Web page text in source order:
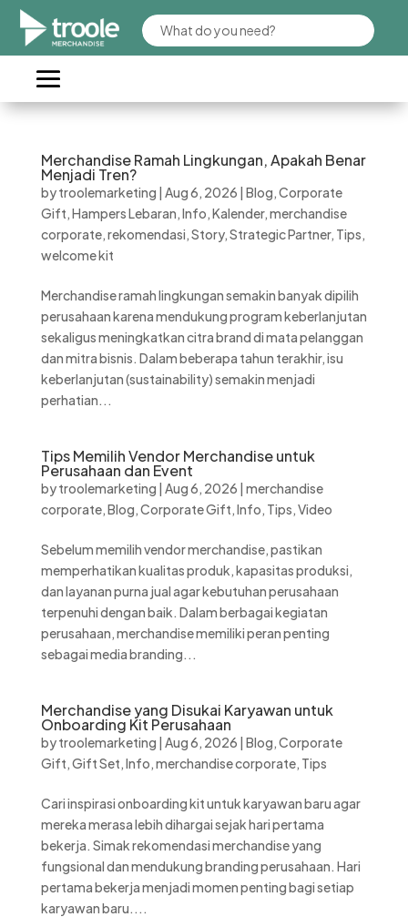
Merchandise Ramah Lingkungan, Apakah Benar
Menjadi Tren?
bytroolemarketing | Aug 6, 2026 | Blog,Corporate
Gift,Hampers Lebaran,Info,Kalender,merchandise
corporate,rekomendasi,Story,Strategic Partner, Tips,
welcome kit
Merchandise ramah lingkungan semakin banyak dipilih
perusahaan karena mendukung program keberlanjutan
sekaligus meningkatkan citra brand di mata pelanggan
dan mitra bisnis. Dalam beberapa tahun terakhir, isu
keberlanjutan (sustainability) semakin menjadi
perhatian...
Tips Memilih Vendor Merchandise untuk
Perusahaan dan Event
bytroolemarketing | Aug 6, 2026 | merchandise
corporate,Blog,Corporate Gift,Info, Tips,Video
Sebelum memilih vendor merchandise, pastikan
memperhatikan kualitas produk, kapasitas produksi,
dan layanan purna jual agar kebutuhan perusahaan
terpenuhi dengan baik. Dalam berbagai kegiatan
perusahaan, merchandise memiliki peran penting
sebagai media branding...
Merchandise yang Disukai Karyawan untuk
Onboarding Kit Perusahaan
bytroolemarketing | Aug 6, 2026 | Blog,Corporate
Gift,Gift Set,Info,merchandise corporate, Tips
Cari inspirasi onboarding kit untuk karyawan baru agar
mereka merasa lebih dihargai sejak hari pertama
bekerja. Simak rekomendasi merchandise yang
fungsional dan mendukung branding perusahaan. Hari
pertama bekerja menjadi momen penting bagi setiap
karyawan baru....